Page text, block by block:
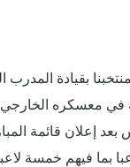
بقيادة
في معسكره
إعلان قائمة